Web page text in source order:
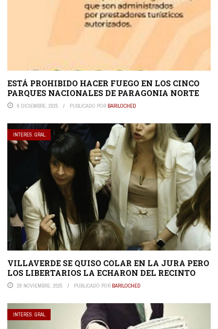
ESTÁ PROHIBIDO HACER FUEGO EN LOS CINCO
PARQUES NACIONALES DE PARAGONIA NORTE
9 DICIEMBRE, 2025 PUBLICADO POR BARILOCHED
INTERES. GRAL.
VILLAVERDE SE QUISO COLAR EN LA JURA PERO
LOS LIBERTARIOS LA ECHARON DEL RECINTO
28 NOVIEMBRE, 2025 PUBLICADO POR BARILOCHED
INTERES. GRAL.